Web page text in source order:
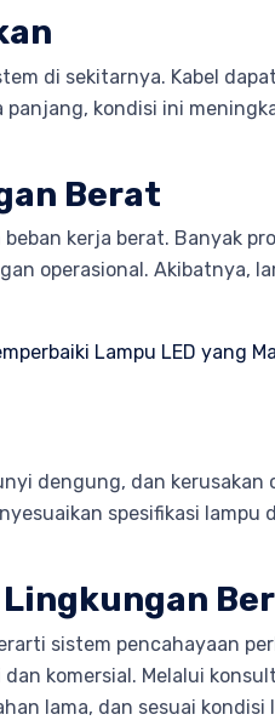
di sekitarnya. Kabel
kondisi ini
Berat
kerja berat. Banyak
operasional. Akibatnya,
Lampu LED yang
dengung, dan
spesifikasi lampu
sistem pencahayaan
komersial. Melalui
lama, dan sesuai kondisi